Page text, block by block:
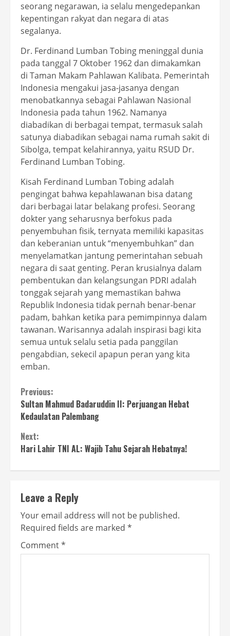
seorang negarawan, ia selalu mengedepankan
kepentingan rakyat dan negara di atas
segalanya.
Dr. Ferdinand Lumban Tobing meninggal dunia
pada tanggal 7 Oktober 1962 dan dimakamkan
di Taman Makam Pahlawan Kalibata. Pemerintah
Indonesia mengakui jasa-jasanya dengan
menobatkannya sebagai Pahlawan Nasional
Indonesia pada tahun 1962. Namanya
diabadikan di berbagai tempat, termasuk salah
satunya diabadikan sebagai nama rumah sakit di
Sibolga, tempat kelahirannya, yaitu RSUD Dr.
Ferdinand Lumban Tobing.
Kisah Ferdinand Lumban Tobing adalah
pengingat bahwa kepahlawanan bisa datang
dari berbagai latar belakang profesi. Seorang
dokter yang seharusnya berfokus pada
penyembuhan fisik, ternyata memiliki kapasitas
dan keberanian untuk “menyembuhkan” dan
menyelamatkan jantung pemerintahan sebuah
negara di saat genting. Peran krusialnya dalam
pembentukan dan kelangsungan PDRI adalah
tonggak sejarah yang memastikan bahwa
Republik Indonesia tidak pernah benar-benar
padam, bahkan ketika para pemimpinnya dalam
tawanan. Warisannya adalah inspirasi bagi kita
semua untuk selalu setia pada panggilan
pengabdian, sekecil apapun peran yang kita
emban.
Continue
Reading
Previous:
Sultan Mahmud Badaruddin II: Perjuangan Hebat
Kedaulatan Palembang
Next:
Hari Lahir TNI AL: Wajib Tahu Sejarah Hebatnya!
Leave a Reply
Your email address will not be published.
Required fields are marked *
Comment*